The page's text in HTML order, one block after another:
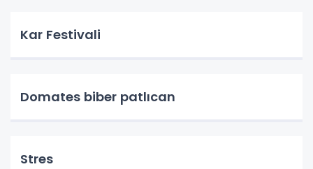
Kar Festivali
Domates biber patlıcan
Stres